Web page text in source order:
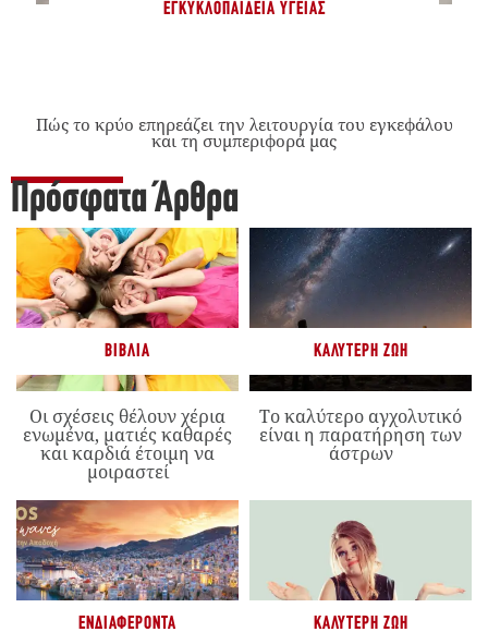
ΕΓΚΥΚΛΟΠΑΊΔΕΙΑ ΥΓΕΊΑΣ
Πώς το κρύο επηρεάζει την λειτουργία του εγκεφάλου
και τη συμπεριφορά μας
Πρόσφατα Άρθρα
ΒΙΒΛΊΑ
Οι σχέσεις θέλουν χέρια
ενωμένα, ματιές καθαρές
και καρδιά έτοιμη να
μοιραστεί
ΚΑΛΎΤΕΡΗ ΖΩΉ
Το καλύτερο αγχολυτικό
είναι η παρατήρηση των
άστρων
ΕΝΔΙΑΦΈΡΟΝΤΑ ΚΑΛΎΤΕΡΗ ΖΩΉ